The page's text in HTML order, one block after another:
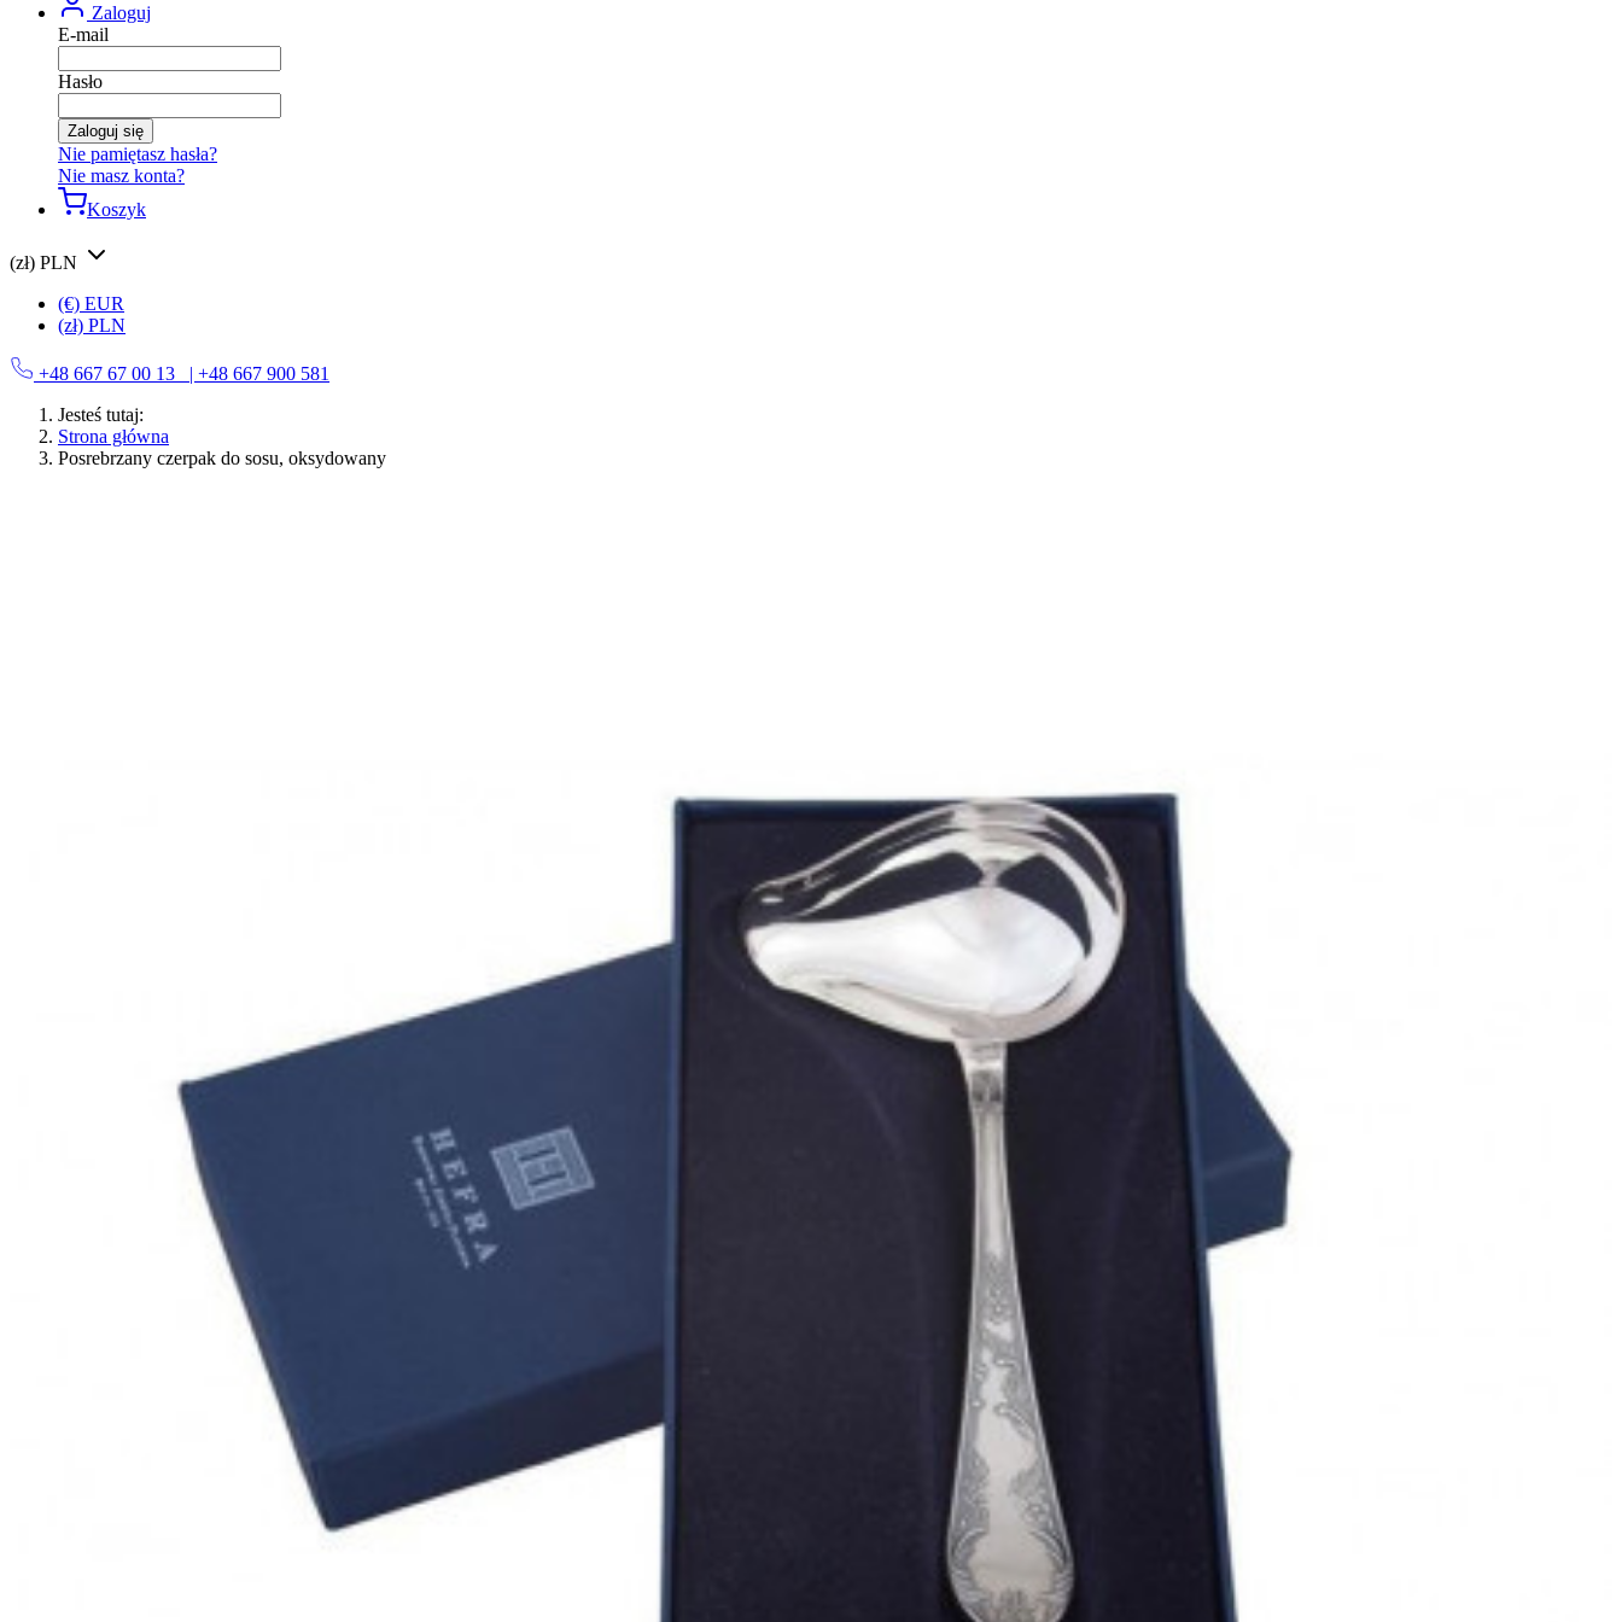
Zaloguj
E-mail
Hasło
Zaloguj się
Nie pamiętasz hasła?
Nie masz konta?
Koszyk
(zł) PLN
(€) EUR
(zł) PLN
+48 667 67 00 13
| +48 667 900 581
Jesteś tutaj:
Strona główna
Posrebrzany czerpak do sosu, oksydowany